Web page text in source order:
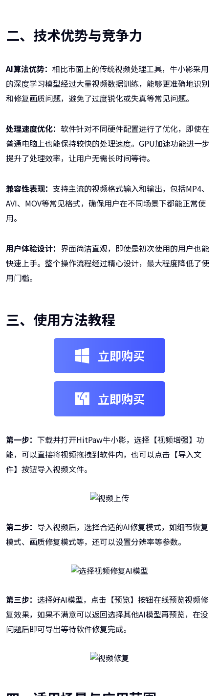
二、技术优势与竞争力
AI算法优势： 相比市面上的传统视频处理工具，牛小影采用
的深度学习模型经过大量视频数据训练，能够更准确地识别
和修复画质问题，避免了过度锐化或失真等常见问题。
处理速度优化： 软件针对不同硬件配置进行了优化，即使在
普通电脑上也能保持较快的处理速度。GPU加速功能进一步
提升了处理效率，让用户无需长时间等待。
兼容性表现： 支持主流的视频格式输入和输出，包括MP4、
AVI、MOV等常见格式，确保用户在不同场景下都能正常使
用。
用户体验设计： 界面简洁直观，即使是初次使用的用户也能
快速上手。整个操作流程经过精心设计，最大程度降低了使
用门槛。
三、使用方法教程
立即购买
立即购买
第一步： 下载并打开HitPaw牛小影，选择【视频增强】功
能，可以直接将视频拖拽到软件内，也可以点击【导入文
件】按钮导入视频文件。
第二步： 导入视频后，选择合适的AI修复模式，如细节恢复
模式、画质修复模式等，还可以设置分辨率等参数。
第三步： 选择好AI模型，点击【预览】按钮在线预览视频修
复效果，如果不满意可以返回选择其他AI模型再预览，在没
问题后即可导出等待软件修复完成。